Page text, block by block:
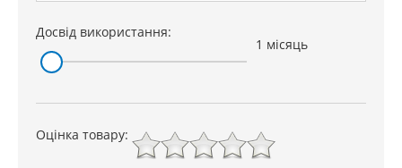
Досвід використання:
1 місяць
Оцінка товару: